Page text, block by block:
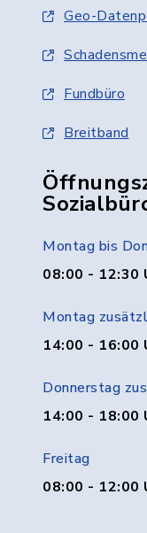
Geo-
Fundbüro
Breitband
Montag bis
08:00 - 12:30
Montag
14:00 - 16:00
Donnerstag
14:00 - 18:00
Freitag
08:00 - 12:00